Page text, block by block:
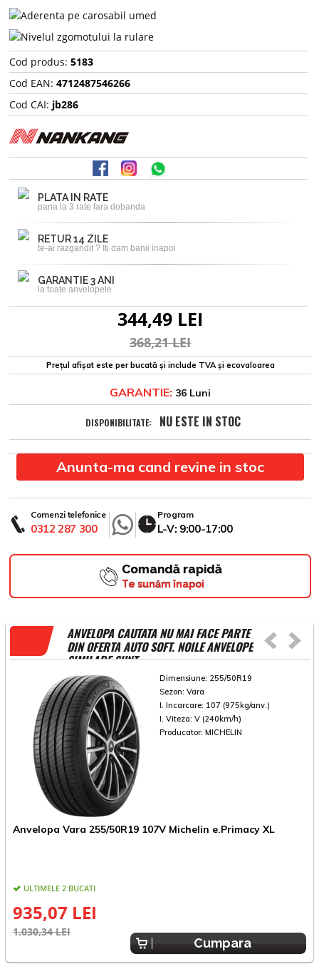
Cod produs: 5183
Cod EAN: 4712487546266
Cod CAI: jb286
PLATA IN RATE
pana la 3 rate fara dobanda
RETUR 14 ZILE
te-ai razgandit ? Iti dam banii inapoi
GARANTIE 3 ANI
la toate anvelopele
344,49 LEI
368,21 LEI
Prețul afișat este per bucată și include TVA și ecovaloarea
GARANTIE: 36 Luni
DISPONIBILITATE: NU ESTE IN STOC
Anunta-ma cand revine in stoc
Comenzi telefonice
0312 287 300
Program
L-V: 9:00-17:00
Comandă rapidă
Te sunăm înapoi
ANVELOPA CAUTATA NU MAI FACE PARTE
DIN OFERTA AUTO SOFT. NOILE ANVELOPE
SIMILARE SUNT
Dimensiune: 255/50R19
Sezon: Vara
I. Incarcare: 107 (975kg/anv.)
I. Viteza: V (240km/h)
Producator: MICHELIN
Anvelopa Vara 255/50R19 107V Michelin e.Primacy XL
ULTIMELE 2 BUCATI
935,07 LEI
1.030,34 LEI
Cumpara